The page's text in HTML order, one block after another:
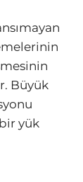
Büyük
yük